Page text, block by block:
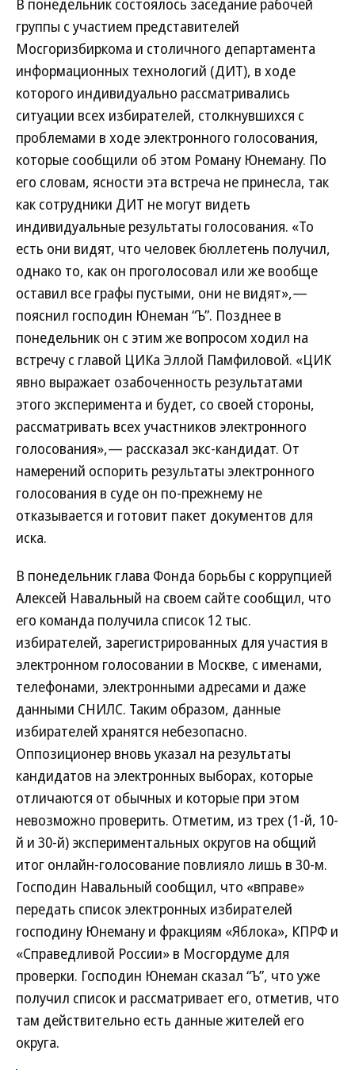
В понедельник состоялось заседание рабочей
группы с участием представителей
Мосгоризбиркома и столичного департамента
информационных технологий (ДИТ), в ходе
которого индивидуально рассматривались
ситуации всех избирателей, столкнувшихся с
проблемами в ходе электронного голосования,
которые сообщили об этом Роману Юнеману. По
его словам, ясности эта встреча не принесла, так
как сотрудники ДИТ не могут видеть
индивидуальные результаты голосования. «То
есть они видят, что человек бюллетень получил,
однако то, как он проголосовал или же вообще
оставил все графы пустыми, они не видят»,—
пояснил господин Юнеман “Ъ”. Позднее в
понедельник он с этим же вопросом ходил на
встречу с главой ЦИКа Эллой Памфиловой. «ЦИК
явно выражает озабоченность результатами
этого эксперимента и будет, со своей стороны,
рассматривать всех участников электронного
голосования»,— рассказал экс-кандидат. От
намерений оспорить результаты электронного
голосования в суде он по-прежнему не
отказывается и готовит пакет документов для
иска.
В понедельник глава Фонда борьбы с коррупцией
Алексей Навальный на своем сайте сообщил, что
его команда получила список 12 тыс.
избирателей, зарегистрированных для участия в
электронном голосовании в Москве, с именами,
телефонами, электронными адресами и даже
данными СНИЛС. Таким образом, данные
избирателей хранятся небезопасно.
Оппозиционер вновь указал на результаты
кандидатов на электронных выборах, которые
отличаются от обычных и которые при этом
невозможно проверить. Отметим, из трех (1-й, 10-
й и 30-й) экспериментальных округов на общий
итог онлайн-голосование повлияло лишь в 30-м.
Господин Навальный сообщил, что «вправе»
передать список электронных избирателей
господину Юнеману и фракциям «Яблока», КПРФ и
«Справедливой России» в Мосгордуме для
проверки. Господин Юнеман сказал “Ъ”, что уже
получил список и рассматривает его, отметив, что
там действительно есть данные жителей его
округа.